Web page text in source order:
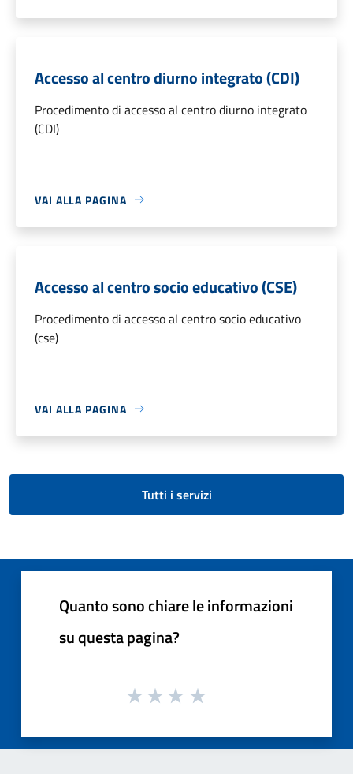
Accesso al centro diurno integrato (CDI)
Procedimento di accesso al centro diurno integrato
(CDI)
VAI ALLA PAGINA
Accesso al centro socio educativo (CSE)
Procedimento di accesso al centro socio educativo
(cse)
VAI ALLA PAGINA
Tutti i servizi
Quanto sono chiare le informazioni
su questa pagina?